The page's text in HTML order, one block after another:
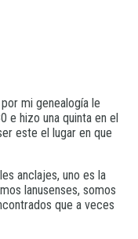
mi genealogía le
e hizo una quinta en el
este el lugar en que
anclajes, uno es la
lanusenses, somos
que a veces